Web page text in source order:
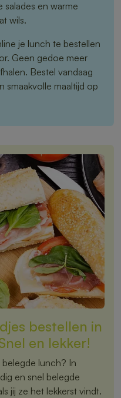
en warme
wils.
je lunch te bestellen
Geen gedoe meer
Bestel vandaag
smaakvolle maaltijd op
bestellen in
en lekker!
belegde lunch? In
en snel belegde
jij ze het lekkerst vindt.